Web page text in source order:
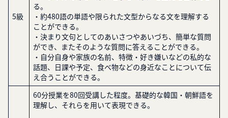
5級
る。
・約480語の単語や限られた文型からなる文を理解する
ことができる。
・決まり文句としてのあいさつやあいづち、簡単な質問
ができ、またそのような質問に答えることができる。
・自分自身や家族の名前、特徴・好き嫌いなどの私的な
話題、日課や予定、食べ物などの身近なことについて伝
え合うことができる。
60分授業を80回受講した程度。基礎的な韓国・朝鮮語を
理解し、それらを用いて表現できる。